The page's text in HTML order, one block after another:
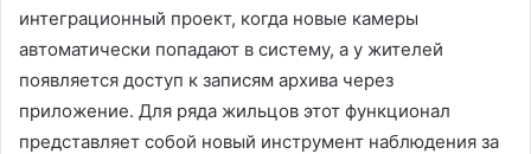
интеграционный проект, когда новые камеры
автоматически попадают в систему, а у жителей
появляется доступ к записям архива через
приложение. Для ряда жильцов этот функционал
представляет собой новый инструмент наблюдения за